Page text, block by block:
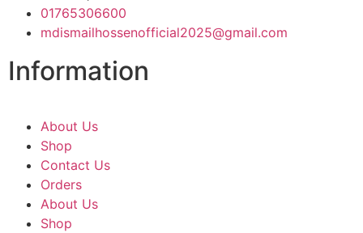
01765306600
mdismailhossenofficial2025@gmail.com
Information
About Us
Shop
Contact Us
Orders
About Us
Shop